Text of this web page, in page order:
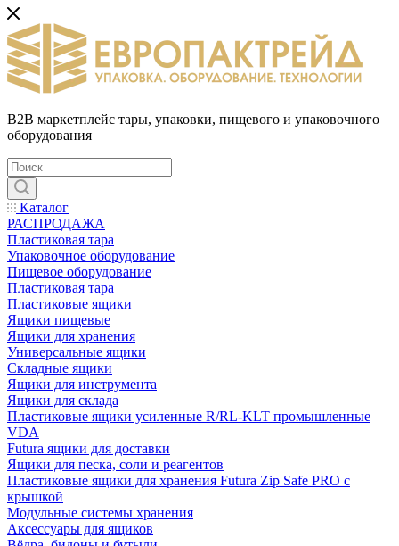
B2B маркетплейс тары, упаковки, пищевого и упаковочного
оборудования
Каталог
РАСПРОДАЖА
Пластиковая тара
Упаковочное оборудование
Пищевое оборудование
Пластиковая тара
Пластиковые ящики
Ящики пищевые
Ящики для хранения
Универсальные ящики
Складные ящики
Ящики для инструмента
Ящики для склада
Пластиковые ящики усиленные R/RL-KLT промышленные
VDA
Futura ящики для доставки
Ящики для песка, соли и реагентов
Пластиковые ящики для хранения Futura Zip Safe PRO с
крышкой
Модульные системы хранения
Аксессуары для ящиков